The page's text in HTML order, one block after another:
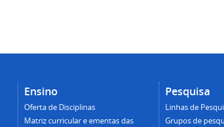
Ensino
Oferta de Disciplinas
Matriz curricular e ementas das
Pesquisa
Linhas de
Grupos de